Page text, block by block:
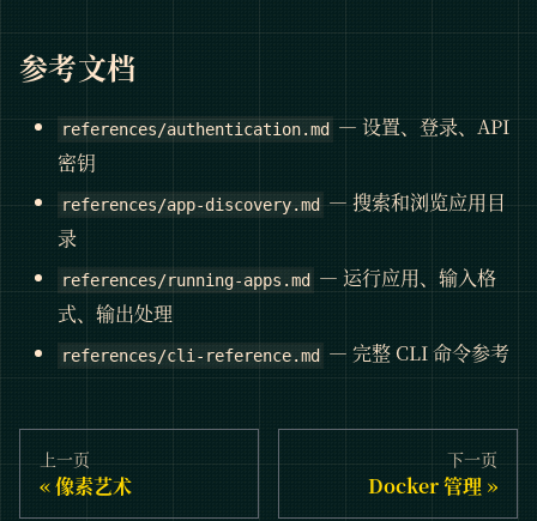
参考文档
references/authentication.md — 设置、登录、API
密钥
references/app-discovery.md — 搜索和浏览应用目
录
references/running-apps.md
— 运行应用、输入格
式、输出处理
references/cli-reference.md — 完整 CLI 命令参考
上一页
像素艺术
下一页
Docker 管理